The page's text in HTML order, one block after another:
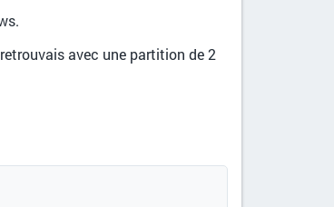
avec une partition de 2